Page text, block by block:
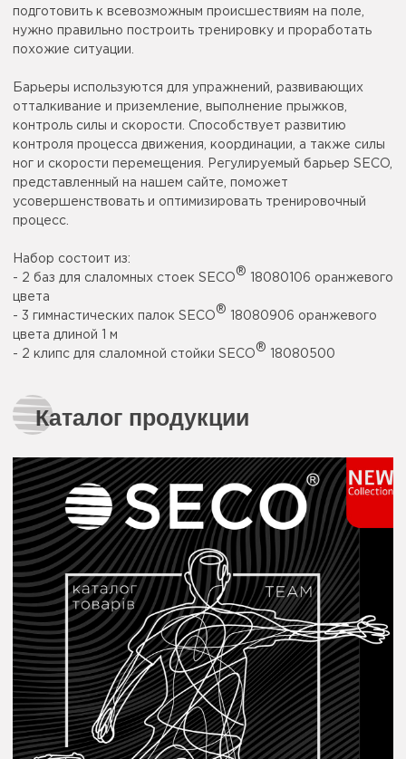
подготовить к всевозможным происшествиям на поле,
нужно правильно построить тренировку и проработать
похожие ситуации.
Барьеры используются для упражнений, развивающих
отталкивание и приземление, выполнение прыжков,
контроль силы и скорости. Способствует развитию
контроля процесса движения, координации, а также силы
ног и скорости перемещения. Регулируемый барьер SECO,
представленный на нашем сайте, поможет
усовершенствовать и оптимизировать тренировочный
процесс.
Набор состоит из:
- 2 баз для слаломных стоек SECO
®
18080106 оранжевого
цвета
- 3 гимнастических палок SECO
®
18080906 оранжевого
цвета длиной 1 м
- 2 клипс для слаломной стойки SECO
®
18080500
Каталог продукции